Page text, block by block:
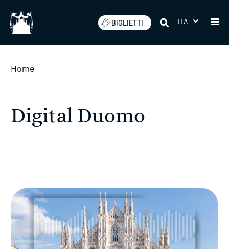
BIGLIETTI ITA
Home
Digital Duomo